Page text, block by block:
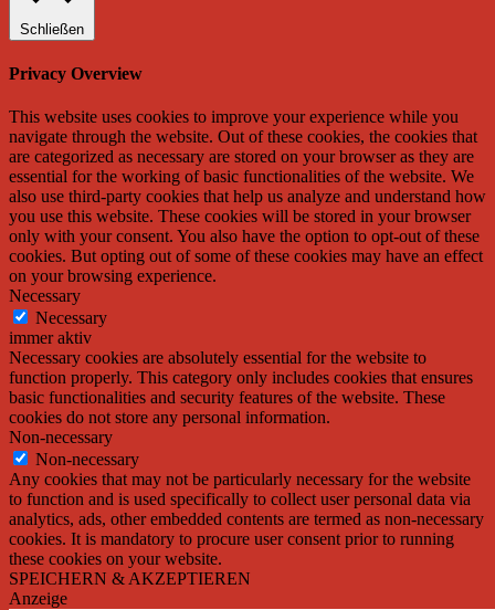
Schließen
Privacy Overview
This website uses cookies to improve your experience while you
navigate through the website. Out of these cookies, the cookies that
are categorized as necessary are stored on your browser as they are
essential for the working of basic functionalities of the website. We
also use third-party cookies that help us analyze and understand how
you use this website. These cookies will be stored in your browser
only with your consent. You also have the option to opt-out of these
cookies. But opting out of some of these cookies may have an effect
on your browsing experience.
Necessary
Necessary
immer aktiv
Necessary cookies are absolutely essential for the website to
function properly. This category only includes cookies that ensures
basic functionalities and security features of the website. These
cookies do not store any personal information.
Non-necessary
Non-necessary
Any cookies that may not be particularly necessary for the website
to function and is used specifically to collect user personal data via
analytics, ads, other embedded contents are termed as non-necessary
cookies. It is mandatory to procure user consent prior to running
these cookies on your website.
SPEICHERN & AKZEPTIEREN
Anzeige